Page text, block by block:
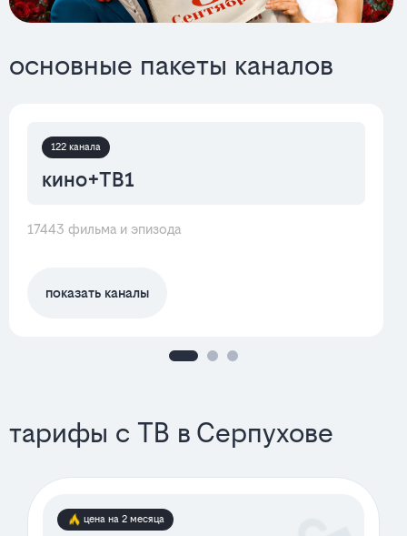
основные пакеты каналов
122 канала
кино+ТВ1
17443 фильма и эпизода
показать каналы
тарифы с ТВ в Серпухове
цена на 2 месяца